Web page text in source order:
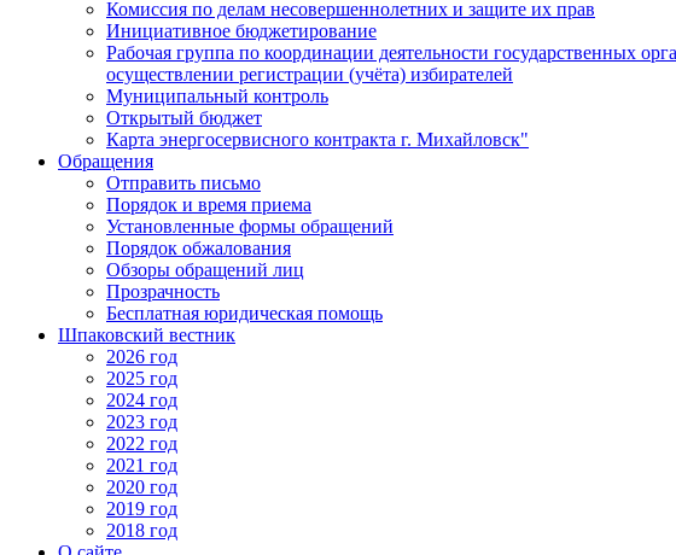
Комиссия по делам несовершеннолетних и защите их прав
Инициативное бюджетирование
Рабочая группа по координации деятельности государственных
осуществлении регистрации (учёта) избирателей
Муниципальный контроль
Открытый бюджет
Карта энергосервисного контракта г. Михайловск"
Обращения
Отправить письмо
Порядок и время приема
Установленные формы обращений
Порядок обжалования
Обзоры обращений лиц
Прозрачность
Бесплатная юридическая помощь
Шпаковский вестник
2026 год
2025 год
2024 год
2023 год
2022 год
2021 год
2020 год
2019 год
2018 год